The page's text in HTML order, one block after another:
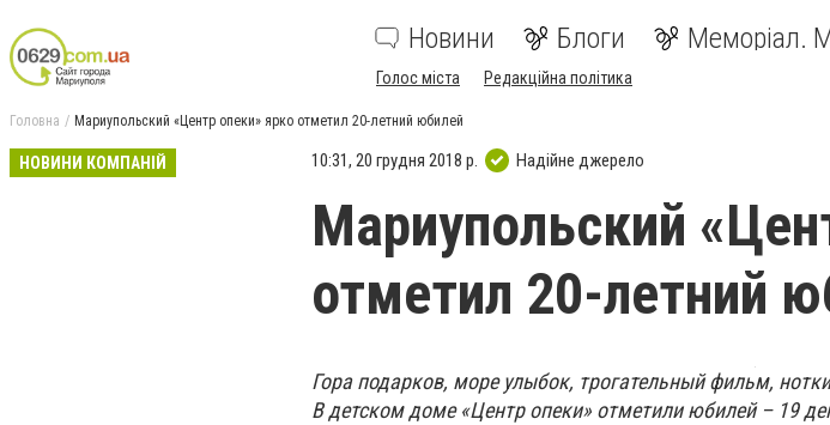
Новини Блоги Меморіал.
Голос міста Редакційна політика
Головна Мариупольский «Центр опеки» ярко отметил 20-летний юбилей
НОВИНИ КОМПАНІЙ 10:31, 20 грудня 2018 р. Надійне джерело
Мариупольский
отметил 20-летний
Гора подарков, море улыбок, трогательный фильм,
В детском доме «Центр опеки» отметили юбилей – 19